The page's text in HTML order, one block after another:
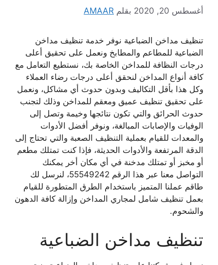
أغسطس 20, 2020 بقلم AMAAR
تنظيف مداخن الضباعية نوفر خدمة تنظيف مداخن
الضباعية للمطاعم والمطابخ ونعمل على تحقيق أعلى
درجات النظافة للمداخن الخاصة بك، نستطيع التعامل مع
كافة أنواع المداخن لنحقق أعلى درجات رضاء العملاء
وكل هذا بأقل التكاليف وبدون حدوث أي مشاكل، ونعمل
على تحقيق تنظيف عميق ومعقم للمداخن وذلك لتجنب
حدوث الحرائق والتي تكون نتائجها وخيمة وتصل إلى
الوفيات والإصابات المبالغة، ونوفر أفضل الأدوات
والمعدات للقيام بعملية التنظيف الصعبة والتي تحتاج إلى
الدقة المرتفعة والأدوات الحديثة، فإذا كنت تمتلك مطعم
أو مخبز أو تمتلك مدخنة في أي مكان أخر يمكنك
التواصل معنا عبر هذا الرقم 55549242، لنرسل لك
طاقم عملنا المتميز باستخدام الطرق المتطورة للقيام
بعمل تنظيف شامل لمجاري المداخن وإزالة كافة الدهون
والشحوم.
تنظيف مداخن الضباعية